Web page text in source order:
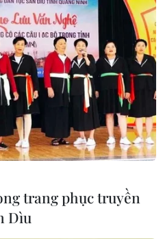
giao sớm
điện gió
trên
vực vịnh
động vật
trang phục truyền
Dìu